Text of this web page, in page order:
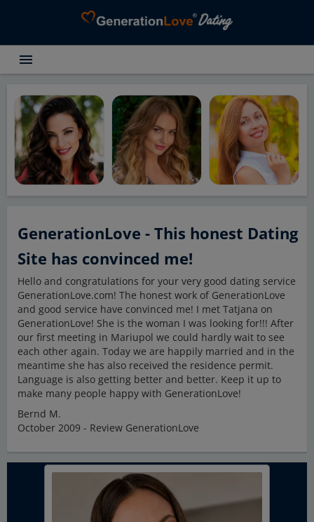
Щасливі історії
Знайомства Поради
Про GenerationLove
Стати клієнтом
menu
GenerationLove - This honest Dating
Site has convinced me!
Hello and congratulations for your very good dating service
GenerationLove.com! The honest work of GenerationLove
and good service have convinced me! I met Tatjana on
GenerationLove! She is the woman I was looking for!!! After
our first meeting in Mariupol we could hardly wait to see
each other again. Today we are happily married and in the
meantime she has also received the residence permit.
Language is also getting better and better. Keep it up to
make many people happy with GenerationLove!
Bernd M.
October 2009 - Review GenerationLove